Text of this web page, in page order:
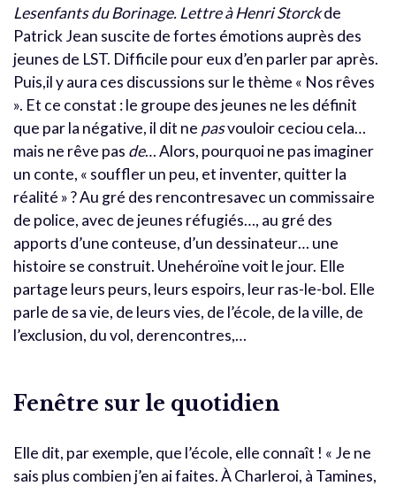
Lesenfants du Borinage. Lettre à Henri Storckde
Patrick Jean suscite de fortes émotions auprès des
jeunes de LST. Difficile pour eux d’en parler par après.
Puis,il y aura ces discussions sur le thème « Nos rêves
». Et ce constat : le groupe des jeunes ne les définit
que par la négative, il dit ne pasvouloir ceciou cela…
mais ne rêve pas de… Alors, pourquoi ne pas imaginer
un conte, « souffler un peu, et inventer, quitter la
réalité » ? Au gré des rencontresavec un commissaire
de police, avec de jeunes réfugiés…, au gré des
apports d’une conteuse, d’un dessinateur… une
histoire se construit. Unehéroïne voit le jour. Elle
partage leurs peurs, leurs espoirs, leur ras-le-bol. Elle
parle de sa vie, de leurs vies, de l’école, de la ville, de
l’exclusion, du vol, derencontres,…
Fenêtre sur le quotidien
Elle dit, par exemple, que l’école, elle connaît ! « Je ne
sais plus combien j’en ai faites. À Charleroi, à Tamines,